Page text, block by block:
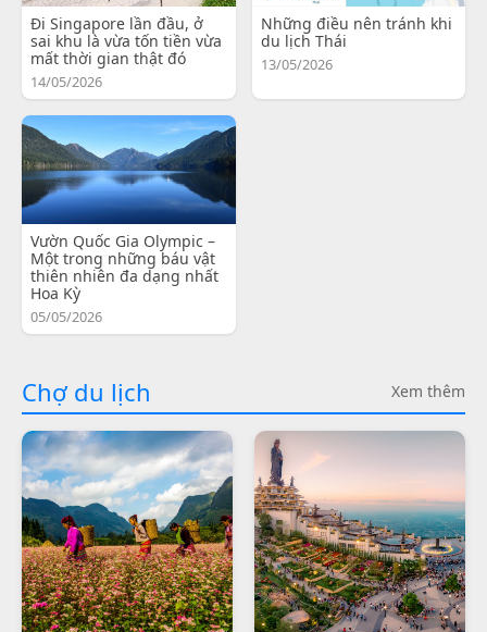
Đi Singapore lần đầu, ở
sai khu là vừa tốn tiền vừa
mất thời gian thật đó
14/05/2026
Những điều nên tránh khi
du lịch Thái
13/05/2026
Vườn Quốc Gia Olympic –
Một trong những báu vật
thiên nhiên đa dạng nhất
Hoa Kỳ
05/05/2026
Chợ du lịch Xem thêm